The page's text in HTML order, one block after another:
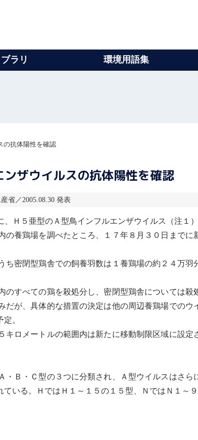
ラリ 環境用語集
の抗体陽性を確認
ザウイルスの抗体陽性を確認
省／2005.08.30 発表
、Ｈ５亜型のＡ型鳥インフルエンザウイルス
（注１
養鶏場を調べたところ、１７年８月３０日までに
密閉型鶏舎での飼養羽数は１養鶏場の約２４万羽
すべての鶏を殺処分し、密閉型鶏舎については殺
だが、具体的な措置の決定は他の周辺養鶏場でのウ
。
ロメートルの範囲内は新たに移動制限区域に設定
・Ｂ・Ｃ型の３つに分類され、Ａ型ウイルス はさら
いる。ＨではＨ１～１５の１５型、ＮではＮ１～